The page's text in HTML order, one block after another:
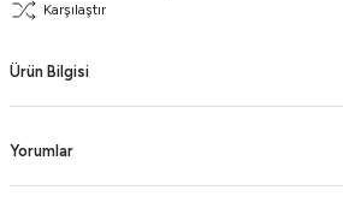
Karşılaştır
Ürün Bilgisi
Yorumlar